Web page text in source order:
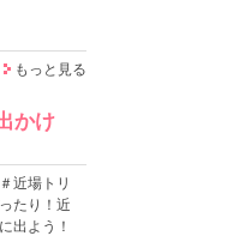
もっと見る
かけ
近場トリ
たり！近
出よう！